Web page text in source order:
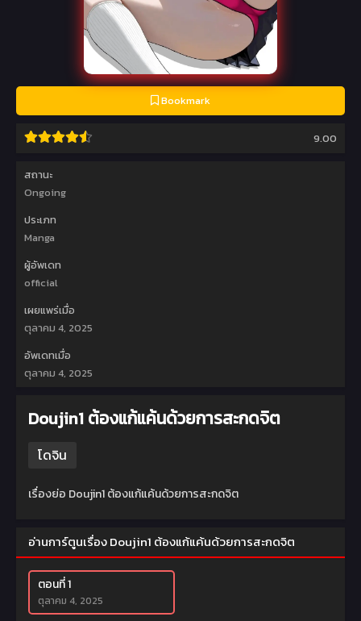
Bookmark
9.00
สถานะ
Ongoing
ประเภท
Manga
ผู้อัพเดท
official
เผยแพร่เมื่อ
ตุลาคม 4, 2025
อัพเดทเมื่อ
ตุลาคม 4, 2025
Doujin1 ต้องแก้แค้นด้วยการสะกดจิต
โดจิน
เรื่องย่อ Doujin1 ต้องแก้แค้นด้วยการสะกดจิต
อ่านการ์ตูนเรื่อง Doujin1 ต้องแก้แค้นด้วยการสะกดจิต
ตอนที่ 1
ตุลาคม 4, 2025